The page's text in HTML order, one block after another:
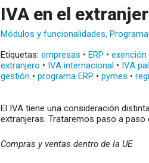
IVA en el
Módulos y funcionalidades,
Etiquetas:empresas •ERP •exención
extranjero • IVA internacional • IVA
gestión •programa ERP •pymes •
El IVA tiene una consideración
extranjeras. Trataremos paso a
Compras y ventas dentro de la UE